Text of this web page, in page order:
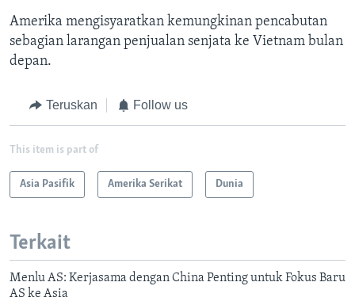
Amerika mengisyaratkan kemungkinan pencabutan
sebagian larangan penjualan senjata ke Vietnam bulan
depan.
Teruskan Follow us
This item is part of
Asia Pasifik Amerika Serikat Dunia
Terkait
Menlu AS: Kerjasama dengan China Penting untuk Fokus Baru
AS ke Asia